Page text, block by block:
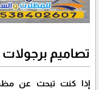
تصاميم
إذا كنت تبحث عن